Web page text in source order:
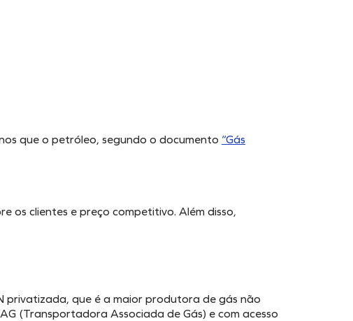
que o petróleo, segundo o documento “Gás
os clientes e preço competitivo. Além disso,
privatizada, que é a maior produtora de gás não
(Transportadora Associada de Gás) e com acesso